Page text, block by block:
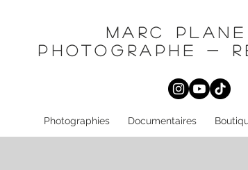
Marc
photographe -
Photographies Documentaires